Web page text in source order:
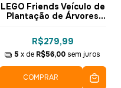
LEGO Friends Veículo de
Plantação de Árvores
R$279,99
5 x de R$56,00 sem juros
COMPRAR